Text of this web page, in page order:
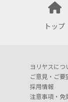
トップ
ヨリヤスにつ
ご意見・ご要
採用情報
注意事項・免